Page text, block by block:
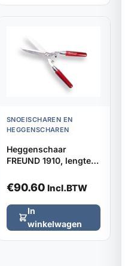
SNOEISCHAREN EN
HEGGENSCHAREN
Heggenschaar
FREUND 1910, lengte
€90.60 Incl.BTW
In
winkelwagen